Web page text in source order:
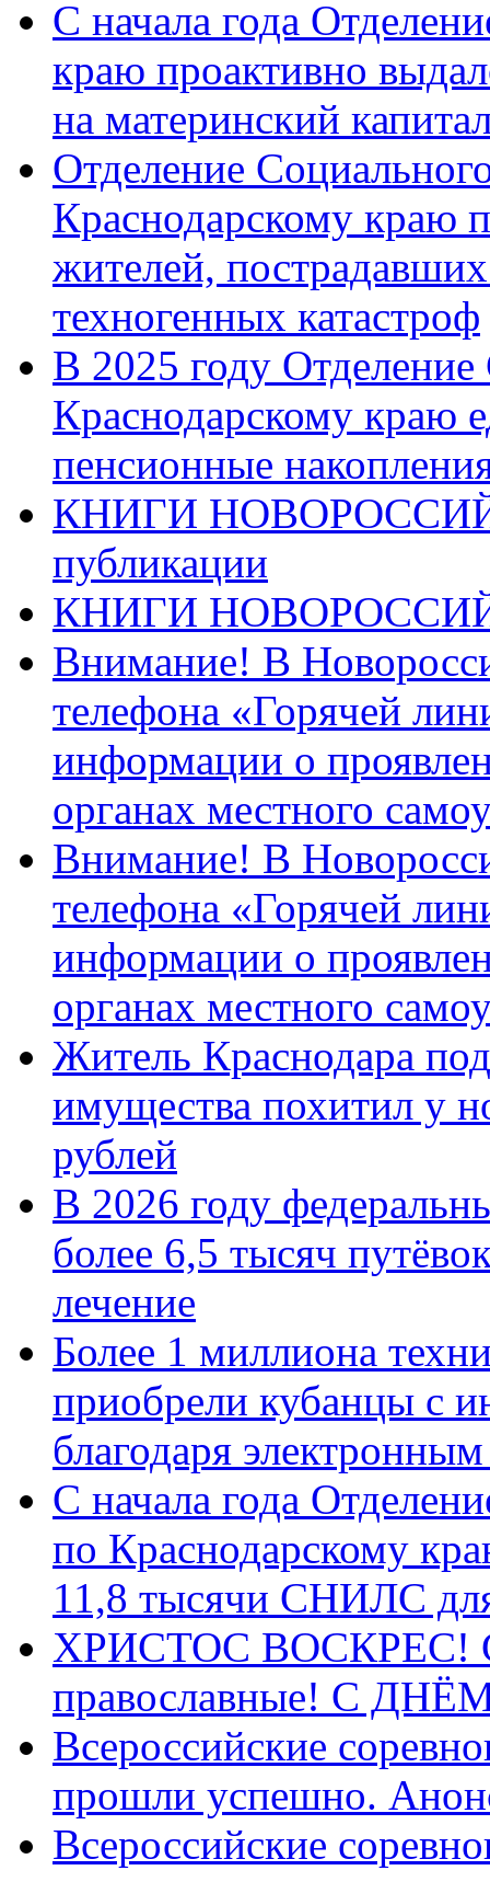
С начала года
краю проактивно
на материнский
Отделение
Краснодарскому краю
жителей,
техногенных катастроф
В 2025 году
Краснодарскому краю
пенсионные
КНИГИ
публикации
КНИГИ
Внимание! В
телефона «Горячей
информации о
органах местного
Внимание! В
телефона «Горячей
информации о
органах местного
Житель Краснодара
имущества похитил у
рублей
В 2026 году
более 6,5 тысяч
лечение
Более 1 миллиона
приобрели кубанцы с
благодаря
С начала года
по Краснодарскому
11,8 тысячи СНИЛС
ХРИСТОС ВОСКРЕС! С
православные! C
Всероссийские
прошли успешно.
Всероссийские